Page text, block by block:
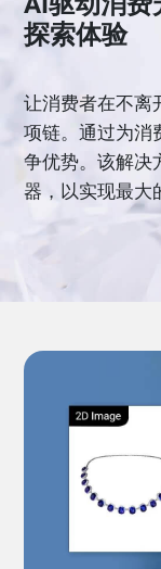
探索体验
让消费者在不离
项链。通过为消
争优势。该解决
器，以实现最大